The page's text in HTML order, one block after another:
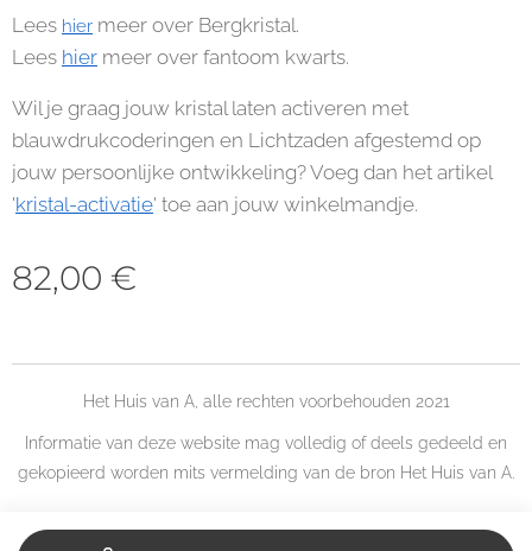
Lees hier meer over Bergkristal.
Lees hier meer over fantoom kwarts.
Wil je graag jouw kristal laten activeren met
blauwdrukcoderingen en Lichtzaden afgestemd op
jouw persoonlijke ontwikkeling? Voeg dan het artikel
'kristal-activatie' toe aan jouw winkelmandje.
82,00 €
Het Huis van A, alle rechten voorbehouden 2021
Informatie van deze website mag volledig of deels gedeeld en
gekopieerd worden mits vermelding van de bron Het Huis van A.